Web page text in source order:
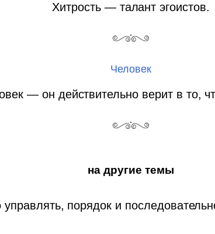
Хитрость — талант эгоистов.
Человек
— он действительно верит в то,
на другие темы
порядок и